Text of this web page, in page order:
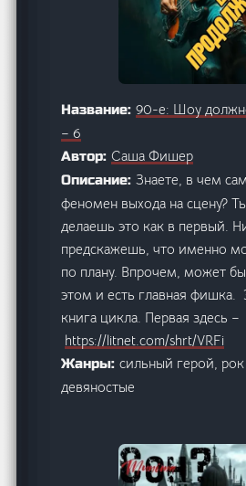
Название:90-е: Шоу
– 6
Автор:Саша Фишер
Описание:Знаете, в чем
феномен выхода на сцену?
делаешь это как в первый.
предскажешь, что именно
по плану. Впрочем, может
этом и есть главная фишка.
книга цикла. Первая здесь –
https://litnet.com/shrt/VRFi
Жанры:сильный герой, рок
девяностые